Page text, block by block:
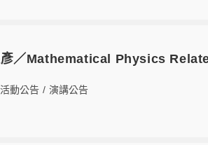
彥／Mathematical Physics
活動公告 / 演講公告